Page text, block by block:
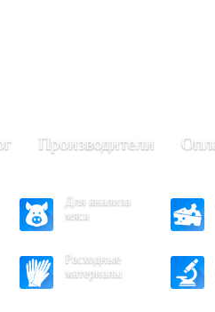
Производители
Для анализа
мяса
Расходные
материалы